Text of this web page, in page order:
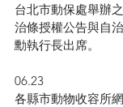
台北市動保處舉辦
治條授權公告與自
勳執行長出席。
06.23
各縣市動物收容所